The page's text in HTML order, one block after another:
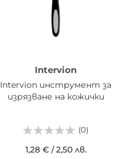
Intervion
Intervion инструмент за
изрязване на кожички
(0)
1,28 €/2,50 лв.